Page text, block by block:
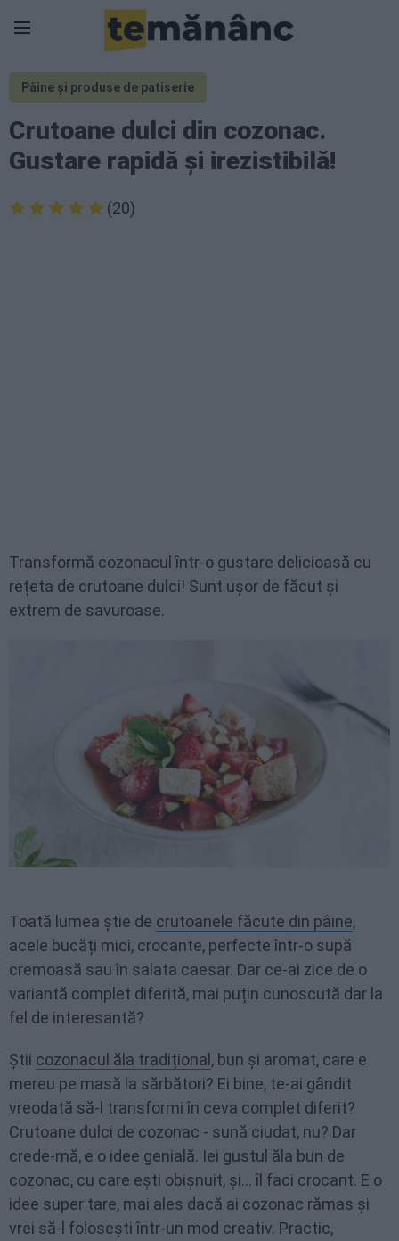
Pâine și produse de patiserie
Crutoane dulci din cozonac.
Gustare rapidă și irezistibilă!
(20)
Transformă cozonacul într-o gustare delicioasă cu
rețeta de crutoane dulci! Sunt ușor de făcut și
extrem de savuroase.
Toată lumea știe de crutoanele făcute din pâine,
acele bucăți mici, crocante, perfecte într-o supă
cremoasă sau în salata caesar. Dar ce-ai zice de o
variantă complet diferită, mai puțin cunoscută dar la
fel de interesantă?
Știi cozonacul ăla tradițional, bun și aromat, care e
mereu pe masă la sărbători? Ei bine, te-ai gândit
vreodată să-l transformi în ceva complet diferit?
Crutoane dulci de cozonac - sună ciudat, nu? Dar
crede-mă, e o idee genială. Iei gustul ăla bun de
cozonac, cu care ești obișnuit, și... îl faci crocant. E o
idee super tare, mai ales dacă ai cozonac rămas și
vrei să-l folosești într-un mod creativ. Practic,